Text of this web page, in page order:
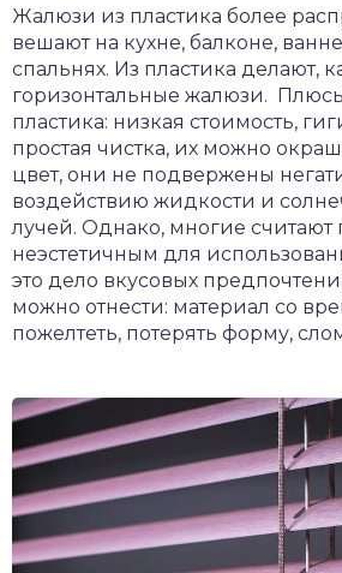
Жалюзи из пластика более
вешают на кухне, балконе,
спальнях. Из пластика делают,
горизонтальные жалюзи.
пластика: низкая стоимость,
простая чистка, их можно
цвет, они не подвержены
воздействию жидкости и
лучей. Однако, многие считают
неэстетичным для
это дело вкусовых
можно отнести: материал со
пожелтеть, потерять форму,